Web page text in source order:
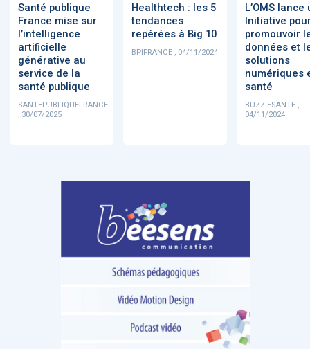
Santé publique
France mise sur
l’intelligence
artificielle
générative au
service de la
santé publique
SANTEPUBLIQUEFRANCE
, 30/07/2025
Healthtech : les 5
tendances
repérées à Big 10
BPIFRANCE , 04/11/2024
L’OMS lance
Initiative
promouvoir
données et
solutions
numériques
santé
BUZZ-ESANTE ,
04/11/2024